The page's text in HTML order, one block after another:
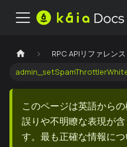
RPC APIリファレンス
このページは英語から
誤りや不明瞭な表現が
す。最も正確な情報に